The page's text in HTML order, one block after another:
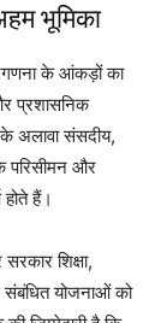
भूमिका
के आंकड़ों का
प्रशासनिक
अलावा संसदीय,
परिसीमन और
हैं।
शिक्षा,
योजनाओं को